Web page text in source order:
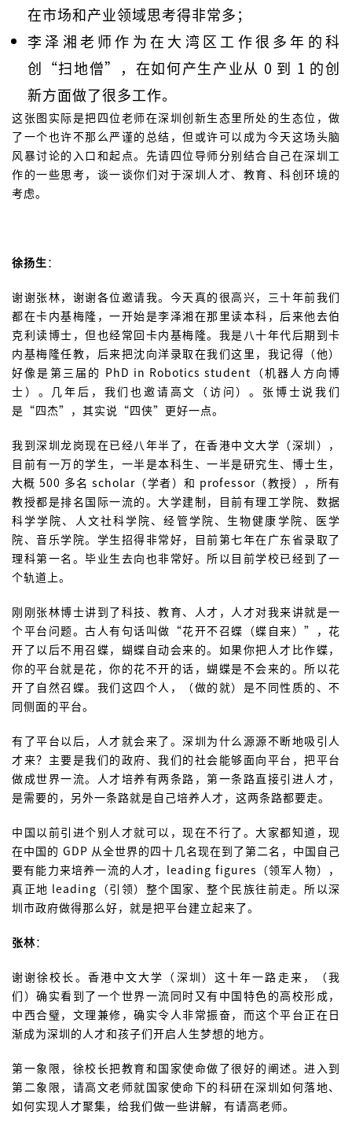
在市场和产业领域思考得非常多；
李泽湘老师作为在大湾区工作很多年的科
创“扫地僧”，在如何产生产业从 0 到 1 的创
新方面做了很多工作。
这张图实际是把四位老师在深圳创新生态里所处的生态位，做
了一个也许不那么严谨的总结，但或许可以成为今天这场头脑
风暴讨论的入口和起点。先请四位导师分别结合自己在深圳工
作的一些思考，谈一谈你们对于深圳人才、教育、科创环境的
考虑。
徐扬生：
谢谢张林，谢谢各位邀请我。今天真的很高兴，三十年前我们
都在卡内基梅隆，一开始是李泽湘在那里读本科，后来他去伯
克利读博士，但也经常回卡内基梅隆。我是八十年代后期到卡
内基梅隆任教，后来把沈向洋录取在我们这里，我记得（他）
好像是第三届的 PhD in Robotics student（机器人方向博
士）。几年后，我们也邀请高文（访问）。张博士说我们
是“四杰”，其实说“四侠”更好一点。
我到深圳龙岗现在已经八年半了，在香港中文大学（深圳），
目前有一万的学生，一半是本科生、一半是研究生、博士生，
大概 500 多名 scholar（学者）和 professor（教授），所有
教授都是排名国际一流的。大学建制，目前有理工学院、数据
科学学院、人文社科学院、经管学院、生物健康学院、医学
院、音乐学院。学生招得非常好，目前第七年在广东省录取了
理科第一名。毕业生去向也非常好。所以目前学校已经到了一
个轨道上。
刚刚张林博士讲到了科技、教育、人才，人才对我来讲就是一
个平台问题。古人有句话叫做“花开不召蝶（蝶自来）”，花
开了以后不用召蝶，蝴蝶自动会来的。如果你把人才比作蝶，
你的平台就是花，你的花不开的话，蝴蝶是不会来的。所以花
开了自然召蝶。我们这四个人，（做的就）是不同性质的、不
同侧面的平台。
有了平台以后，人才就会来了。深圳为什么源源不断地吸引人
才来？主要是我们的政府、我们的社会能够面向平台，把平台
做成世界一流。人才培养有两条路，第一条路直接引进人才，
是需要的，另外一条路就是自己培养人才，这两条路都要走。
中国以前引进个别人才就可以，现在不行了。大家都知道，现
在中国的 GDP 从全世界的四十几名现在到了第二名，中国自己
要有能力来培养一流的人才，leading figures（领军人物），
真正地 leading（引领）整个国家、整个民族往前走。所以深
圳市政府做得那么好，就是把平台建立起来了。
张林：
谢谢徐校长。香港中文大学（深圳）这十年一路走来，（我
们）确实看到了一个世界一流同时又有中国特色的高校形成，
中西合璧，文理兼修，确实令人非常振奋，而这个平台正在日
渐成为深圳的人才和孩子们开启人生梦想的地方。
第一象限，徐校长把教育和国家使命做了很好的阐述。进入到
第二象限，请高文老师就国家使命下的科研在深圳如何落地、
如何实现人才聚集，给我们做一些讲解，有请高老师。